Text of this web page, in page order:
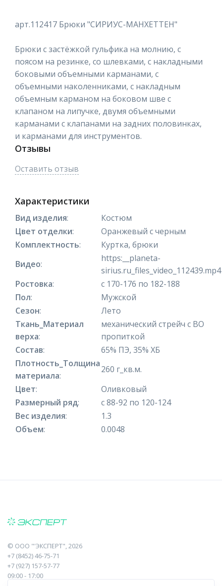
арт.112417 Брюки "СИРИУС-МАНХЕТТЕН"
Брюки с застёжкой гульфика на молнию, с
поясом на резинке, со шлевками, с накладными
боковыми объемными карманами, с
объемными наколенниками, с накладным
объемным карманом на боковом шве с
клапаном на липучке, двумя объемными
карманами с клапанами на задних половинках,
и карманами для инструментов.
Отзывы
Оставить отзыв
Характеристики
Вид изделия:
Костюм
Цвет отделки:
Оранжевый с черным
Комплектность:
Куртка, брюки
Видео:
https:__planeta-
sirius.ru_files_video_112439.mp4
Ростовка:
с 170-176 по 182-188
Пол:
Мужской
Сезон:
Лето
Ткань_Материал
верха:
механический стрейч с ВО
пропиткой
Состав:
65% ПЭ, 35% ХБ
Плотность_Толщина
материала:
260 г_кв.м.
Цвет:
Оливковый
Размерный ряд:
с 88-92 по 120-124
Вес изделия:
1.3
Объем: 0.0048
© ООО "'ЭКСПЕРТ", 2026
+7 (8452) 46-75-71
+7 (927) 157-57-77
09:00 - 17:00